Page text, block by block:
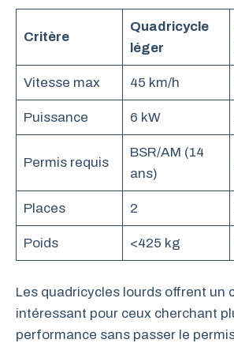
Critère
Quadricycle
léger
Vitesse max 45 km/h
Puissance 6 kW
Permis requis
BSR/AM (14
ans)
Places 2
Poids <425 kg
Les quadricycles lourds offrent un
intéressant pour ceux cherchant
performance sans passer le